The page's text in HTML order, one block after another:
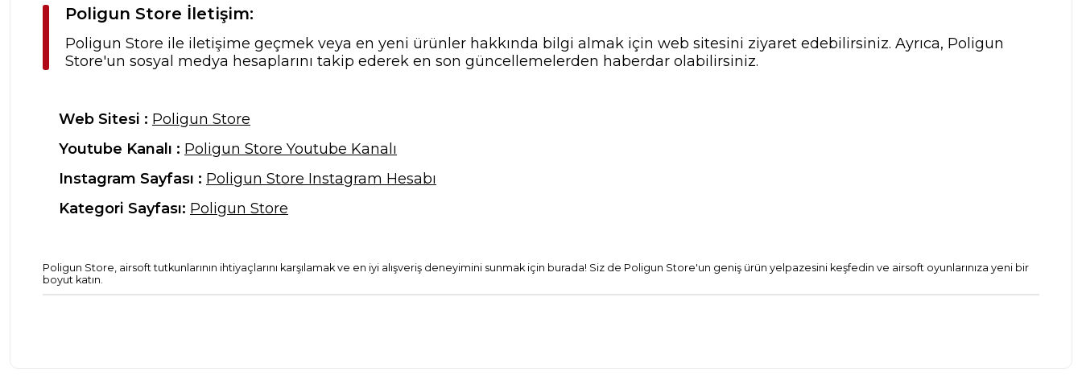
Poligun Store İletişim:
Poligun Store ile iletişime geçmek veya en yeni ürünler hakkında bilgi almak için web sitesini ziyaret edebilirsiniz. Ayrıca, Poligun
Store'un sosyal medya hesaplarını takip ederek en son güncellemelerden haberdar olabilirsiniz.
Web Sitesi : Poligun Store
Youtube Kanalı : Poligun Store Youtube Kanalı
Instagram Sayfası : Poligun Store Instagram Hesabı
Kategori Sayfası: Poligun Store
Poligun Store, airsoft tutkunlarının ihtiyaçlarını karşılamak ve en iyi alışveriş deneyimini sunmak için burada! Siz de Poligun Store'un geniş ürün yelpazesini keşfedin ve airsoft oyunlarınıza yeni bir
boyut katın.